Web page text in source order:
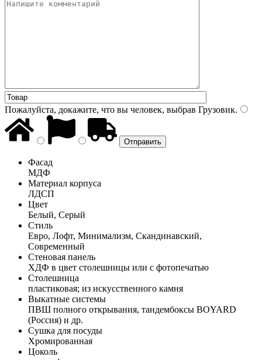
Пожалуйста, докажите, что вы человек, выбрав Грузовик.
Фасад
МДФ
Материал корпуса
ЛДСП
Цвет
Белый, Серый
Стиль
Евро, Лофт, Минимализм, Скандинавский,
Современный
Стеновая панель
ХДФ в цвет столешницы или с фотопечатью
Столешница
пластиковая; из искусственного камня
Выкатные системы
ПВШ полного открывания, тандембоксы BOYARD
(Россия) и др.
Сушка для посуды
Хромированная
Цоколь